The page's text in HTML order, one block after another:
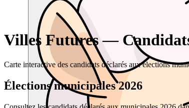
Villes Futures —
Carte interactive des candidats déclarés aux élections
Élections municipales 2026